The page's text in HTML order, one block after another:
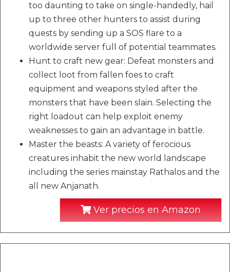
too daunting to take on single-handedly, hail
up to three other hunters to assist during
quests by sending up a SOS flare to a
worldwide server full of potential teammates.
Hunt to craft new gear: Defeat monsters and
collect loot from fallen foes to craft
equipment and weapons styled after the
monsters that have been slain. Selecting the
right loadout can help exploit enemy
weaknesses to gain an advantage in battle.
Master the beasts: A variety of ferocious
creatures inhabit the new world landscape
including the series mainstay Rathalos and the
all new Anjanath.
Ver precios en Amazon